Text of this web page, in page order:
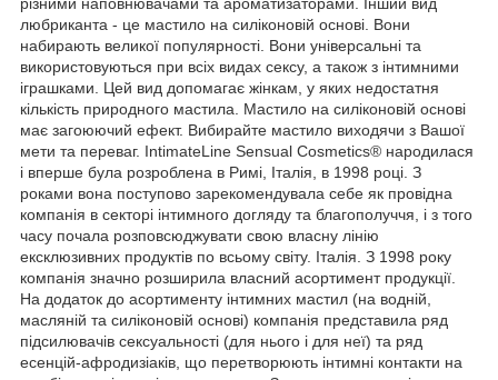
любриканта - це мастило на силіконовій основі. Вони
набирають великої популярності. Вони універсальні та
використовуються при всіх видах сексу, а також з інтимними
іграшками. Цей вид допомагає жінкам, у яких недостатня
кількість природного мастила. Мастило на силіконовій основі
має загоюючий ефект. Вибирайте мастило виходячи з Вашої
мети та переваг. IntimateLine Sensual Cosmetics® народилася
і вперше була розроблена в Римі, Італія, в 1998 році. З
роками вона поступово зарекомендувала себе як провідна
компанія в секторі інтимного догляду та благополуччя, і з того
часу почала розповсюджувати свою власну лінію
ексклюзивних продуктів по всьому світу. Італія. З 1998 року
компанія значно розширила власний асортимент продукції.
На додаток до асортименту інтимних мастил (на водній,
масляній та силіконовій основі) компанія представила ряд
підсилювачів сексуальності (для нього і для неї) та ряд
есенцій-афродизіаків, що перетворюють інтимні контакти на